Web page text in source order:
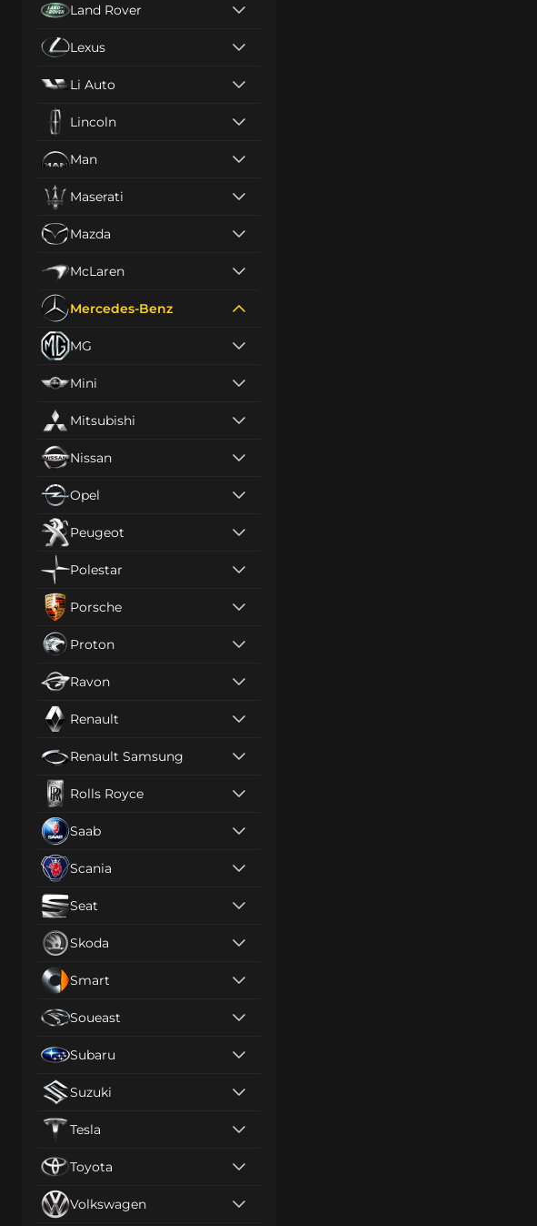
Land Rover
Lexus
Li Auto
Lincoln
Man
Maserati
Mazda
McLaren
Mercedes-Benz
MG
Mini
Mitsubishi
Nissan
Opel
Peugeot
Polestar
Porsche
Proton
Ravon
Renault
Renault Samsung
Rolls Royce
Saab
Scania
Seat
Skoda
Smart
Soueast
Subaru
Suzuki
Tesla
Toyota
Volkswagen